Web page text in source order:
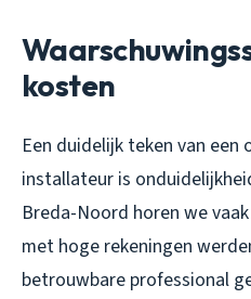
kosten
Een duidelijk teken van een
installateur is
Breda-Noord horen we
met hoge rekeningen
betrouwbare professional